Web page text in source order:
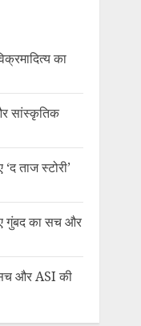
का
सांस्कृतिक
ताज स्टोरी’
गुंबद का सच और
और ASI की